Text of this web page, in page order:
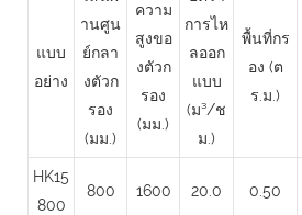
แบบ
อย่าง
านศูน
ย์กลา
งตัวก
รอง
(มม.)
ความ
สูงขอ
งตัวก
รอง
(มม.)
การไห
ลออก
แบบ
(ม³/ช
ม.)
พื้นที่กร
อง (ต
ร.ม.)
HK15
800
800 1600 20.0 0.50